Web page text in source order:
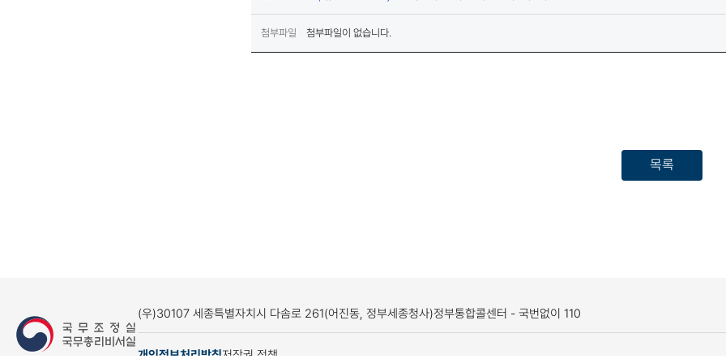
첨부파일 첨부파일이 없습니다.
목록
(우)30107 세종특별자치시 다솜로 261(어진동, 정부세종청사)정부통합콜센터 - 국번없이 110
개인정보처리방침저작권 정책